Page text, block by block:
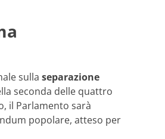
sulla separazione
seconda delle quattro
il Parlamento sarà
popolare, atteso per